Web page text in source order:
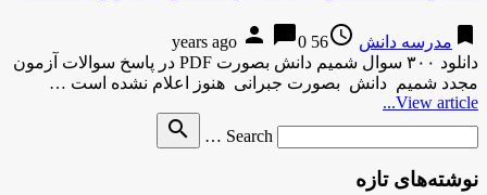
bookmark مدرسه دانش access_time
56 years ago
person chat_bubble0
دانلود ۳۰۰ سوال شمیم دانش بصورت PDF در پاسخ سوالات آزمون
مجدد شمیم دانش بصورت جبرانی هنوز اعلام نشده است …
View article...
Search …
search
نوشته‌های تازه